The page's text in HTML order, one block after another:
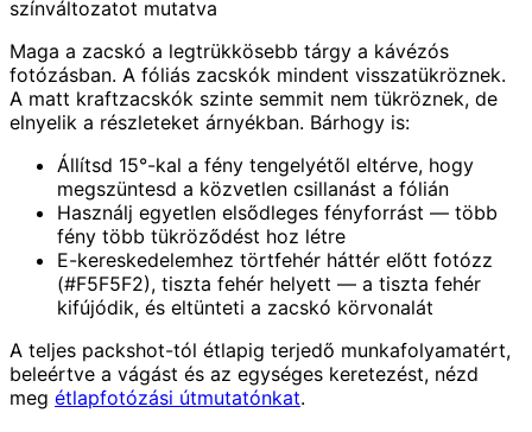
színváltozatot mutatva
Maga a zacskó a legtrükkösebb tárgy a kávézós
fotózásban. A fóliás zacskók mindent visszatükröznek.
A matt kraftzacskók szinte semmit nem tükröznek, de
elnyelik a részleteket árnyékban. Bárhogy is:
Állítsd 15°-kal a fény tengelyétől eltérve, hogy
megszüntesd a közvetlen csillanást a fólián
Használj egyetlen elsődleges fényforrást — több
fény több tükröződést hoz létre
E-kereskedelemhez törtfehér háttér előtt fotózz
(#F5F5F2), tiszta fehér helyett — a tiszta fehér
kifújódik, és eltünteti a zacskó körvonalát
A teljes packshot-tól étlapig terjedő munkafolyamatért,
beleértve a vágást és az egységes keretezést, nézd
meg étlapfotózási útmutatónkat.